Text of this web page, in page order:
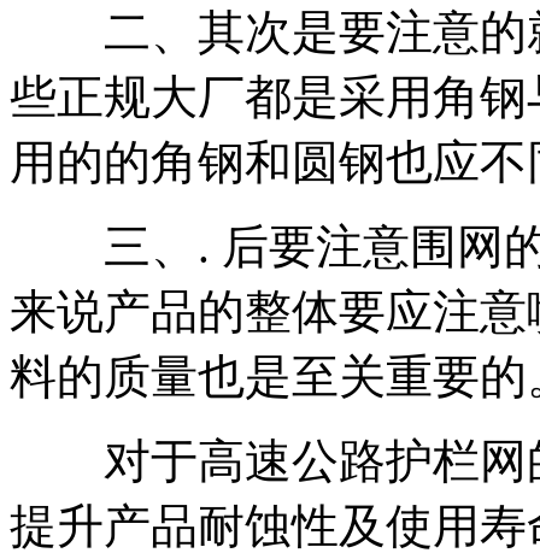
二、其次是要注意的
些正规大厂都是采用角
用的的角钢和圆钢也应不
三、. 后要注意围网的
来说产品的整体要应注
料的质量也是至关重要的
对于高速公路护栏网
提升产品耐蚀性及使用